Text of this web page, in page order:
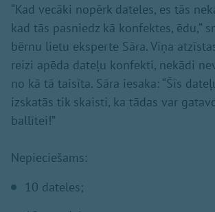
“Kad vecāki nopērk dateles, es tās
kad tās pasniedz kā konfektes, ēdu,”
bērnu lietu eksperte Sāra. Viņa
reizi apēda dateļu konfekti, nekādi
no kā tā taisīta. Sāra iesaka: “Šīs
izskatās tik skaisti, ka tādas var
ballītei!”
Nepieciešams:
10 dateles;